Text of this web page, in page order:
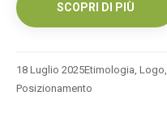
SCOPRI DI PIÙ
18 Luglio 2025Etimologia, Logo,
Posizionamento